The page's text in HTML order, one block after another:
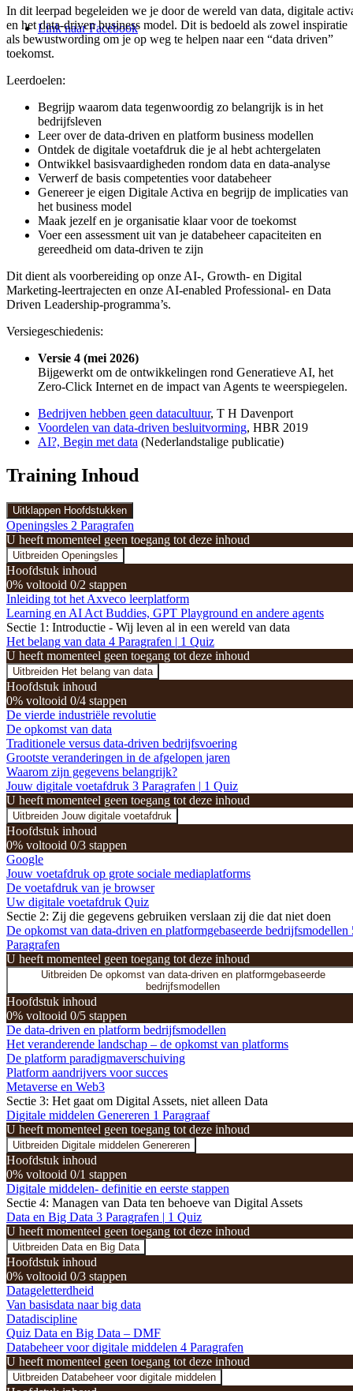
Link naar Facebook
In dit leerpad begeleiden we je door de wereld van data, digitale
en het data-driven business model. Dit is bedoeld als zowel inspiratie
als bewustwording om je op weg te helpen naar een “data driven”
toekomst.
Leerdoelen:
Begrijp waarom data tegenwoordig zo belangrijk is in het
bedrijfsleven
Leer over de data-driven en platform business modellen
Ontdek de digitale voetafdruk die je al hebt achtergelaten
Ontwikkel basisvaardigheden rondom data en data-analyse
Verwerf de basis competenties voor databeheer
Genereer je eigen Digitale Activa en begrijp de implicaties van
het business model
Maak jezelf en je organisatie klaar voor de toekomst
Voer een assessment uit van je databeheer capaciteiten en
gereedheid om data-driven te zijn
Dit dient als voorbereiding op onze AI-, Growth- en Digital
Marketing-leertrajecten en onze AI-enabled Professional- en Data
Driven Leadership-programma’s.
Versiegeschiedenis:
Versie 4 (mei 2026)
Bijgewerkt om de ontwikkelingen rond Generatieve AI, het
Zero-Click Internet en de impact van Agents te weerspiegelen.
Bedrijven hebben geen datacultuur, T H Davenport
Voordelen van data-driven besluitvorming, HBR 2019
AI?, Begin met data (Nederlandstalige publicatie)
Training Inhoud
Uitklappen Hoofdstukken
Openingsles 2 Paragrafen
U heeft momenteel geen toegang tot deze inhoud
Uitbreiden Openingsles
Hoofdstuk inhoud
0% voltooid 0/2 stappen
Inleiding tot het Axveco leerplatform
Learning en AI Act Buddies, GPT Playground en andere agents
Sectie 1: Introductie - Wij leven al in een wereld van data
Het belang van data 4 Paragrafen | 1 Quiz
U heeft momenteel geen toegang tot deze inhoud
Uitbreiden Het belang van data
Hoofdstuk inhoud
0% voltooid 0/4 stappen
De vierde industriële revolutie
De opkomst van data
Traditionele versus data-driven bedrijfsvoering
Grootste veranderingen in de afgelopen jaren
Waarom zijn gegevens belangrijk?
Jouw digitale voetafdruk 3 Paragrafen | 1 Quiz
U heeft momenteel geen toegang tot deze inhoud
Uitbreiden Jouw digitale voetafdruk
Hoofdstuk inhoud
0% voltooid 0/3 stappen
Google
Jouw voetafdruk op grote sociale mediaplatforms
De voetafdruk van je browser
Uw digitale voetafdruk Quiz
Sectie 2: Zij die gegevens gebruiken verslaan zij die dat niet doen
De opkomst van data-driven en platformgebaseerde bedrijfsmodellen
Paragrafen
U heeft momenteel geen toegang tot deze inhoud
Uitbreiden De opkomst van data-driven en platformgebaseerde
bedrijfsmodellen
Hoofdstuk inhoud
0% voltooid 0/5 stappen
De data-driven en platform bedrijfsmodellen
Het veranderende landschap – de opkomst van platforms
De platform paradigmaverschuiving
Platform aandrijvers voor succes
Metaverse en Web3
Sectie 3: Het gaat om Digital Assets, niet alleen Data
Digitale middelen Genereren 1 Paragraaf
U heeft momenteel geen toegang tot deze inhoud
Uitbreiden Digitale middelen Genereren
Hoofdstuk inhoud
0% voltooid 0/1 stappen
Digitale middelen- definitie en eerste stappen
Sectie 4: Managen van Data ten behoeve van Digital Assets
Data en Big Data 3 Paragrafen | 1 Quiz
U heeft momenteel geen toegang tot deze inhoud
Uitbreiden Data en Big Data
Hoofdstuk inhoud
0% voltooid 0/3 stappen
Datageletterdheid
Van basisdata naar big data
Datadiscipline
Quiz Data en Big Data – DMF
Databeheer voor digitale middelen 4 Paragrafen
U heeft momenteel geen toegang tot deze inhoud
Uitbreiden Databeheer voor digitale middelen